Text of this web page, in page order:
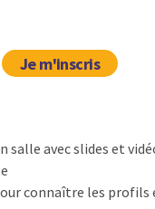
Je m'inscris
salle avec slides et
connaître les